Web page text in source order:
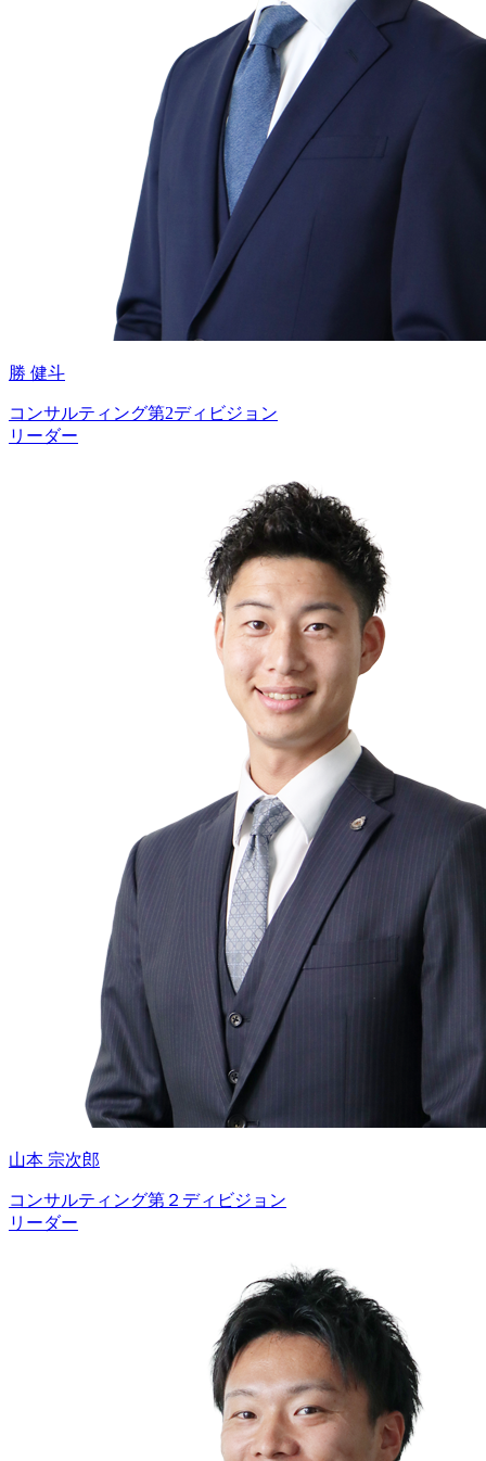
勝 健斗
コンサルティング第2ディビジョン
リーダー
山本 宗次郎
コンサルティング第２ディビジョン
リーダー